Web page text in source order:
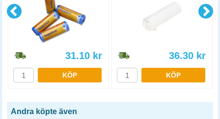
31.10 kr
KÖP
36.30 kr
KÖP
Andra köpte även